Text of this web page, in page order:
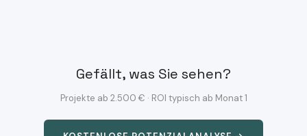
Gefällt, was Sie sehen?
Projekte ab 2.500 € · ROI typisch ab Monat 1